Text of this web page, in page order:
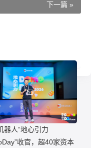
下一篇 »
器人“地心引力
收官，超40家资本